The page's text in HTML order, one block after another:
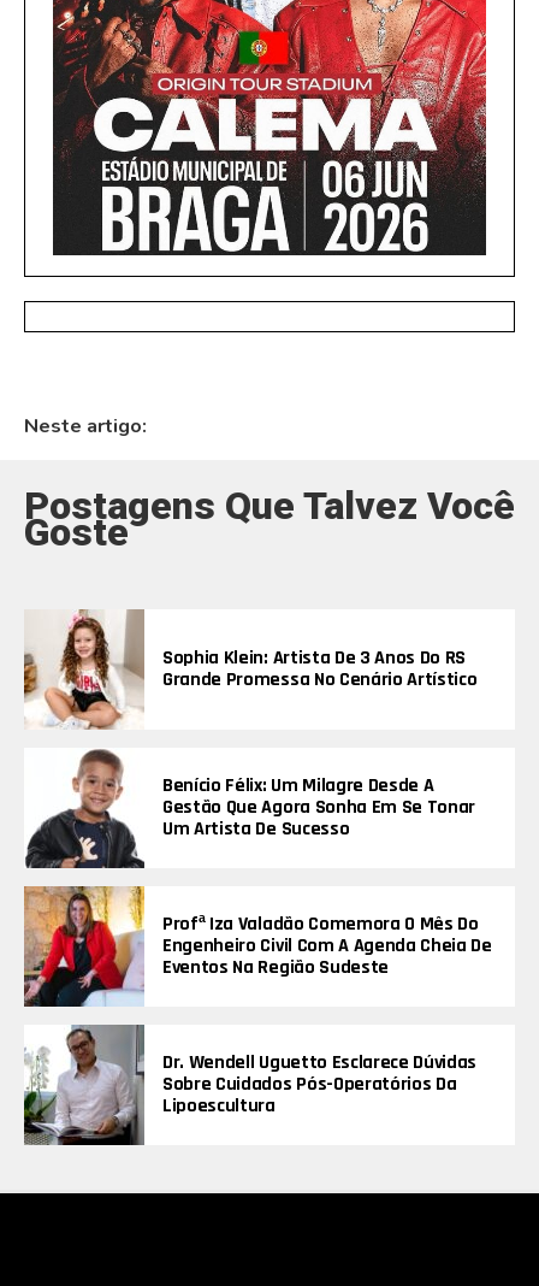
Neste artigo:
Postagens Que Talvez Você
Goste
Sophia Klein: Artista De 3 Anos Do RS
Grande Promessa No Cenário Artístico
Benício Félix: Um Milagre Desde A
Gestão Que Agora Sonha Em Se Tonar
Um Artista De Sucesso
Profª Iza Valadão Comemora O Mês Do
Engenheiro Civil Com A Agenda Cheia De
Eventos Na Região Sudeste
Dr. Wendell Uguetto Esclarece Dúvidas
Sobre Cuidados Pós-Operatórios Da
Lipoescultura